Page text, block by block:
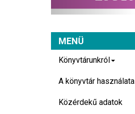
MENÜ
Könyvtárunkról
A könyvtár használata
Közérdekű adatok